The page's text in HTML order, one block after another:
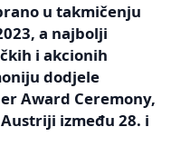
u takmičenju
a najbolji
i akcionih
dodjele
Award Ceremony,
između 28. i